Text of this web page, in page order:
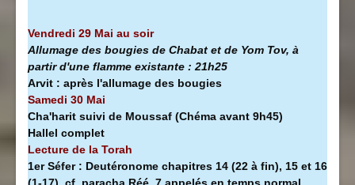
Vendredi 29 Mai au soir
Allumage des bougies de Chabat et de Yom Tov, à
partir d'une flamme existante : 21h25
Arvit : après l'allumage des bougies
Samedi 30 Mai
Cha'harit suivi de Moussaf (Chéma avant 9h45)
Hallel complet
Lecture de la Torah
1er Séfer : Deutéronome chapitres 14 (22 à fin), 15 et 16